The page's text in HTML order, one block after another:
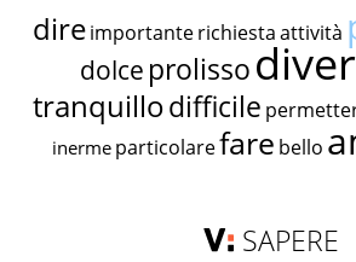
dire importante richiestaattività
dolce prolisso
tranquillodifficile
inerme particolarefare bello
SAPERE